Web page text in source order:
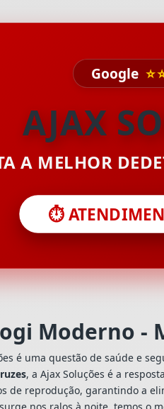
Google
AJAX
A MELHOR
⏱️
Moderno -
é uma questão de saúde e
, a Ajax Soluções é a
de reprodução, garantindo a